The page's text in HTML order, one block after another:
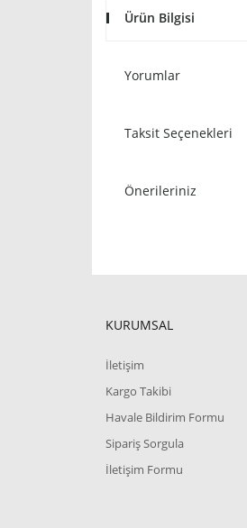
Ürün Bilgisi
Yorumlar
Taksit Seçenekleri
Önerileriniz
KURUMSAL
İletişim
Kargo Takibi
Havale Bildirim Formu
Sipariş Sorgula
İletişim Formu